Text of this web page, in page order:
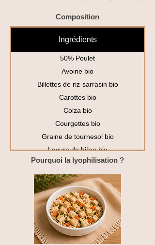
Composition
Ingrédients
50% Poulet
Avoine bio
Billettes de riz-sarrasin bio
Carottes bio
Colza bio
Courgettes bio
Graine de tournesol bio
Levure de bière bio
Riz bio
Substances minérales
Pourquoi la lyophilisation ?